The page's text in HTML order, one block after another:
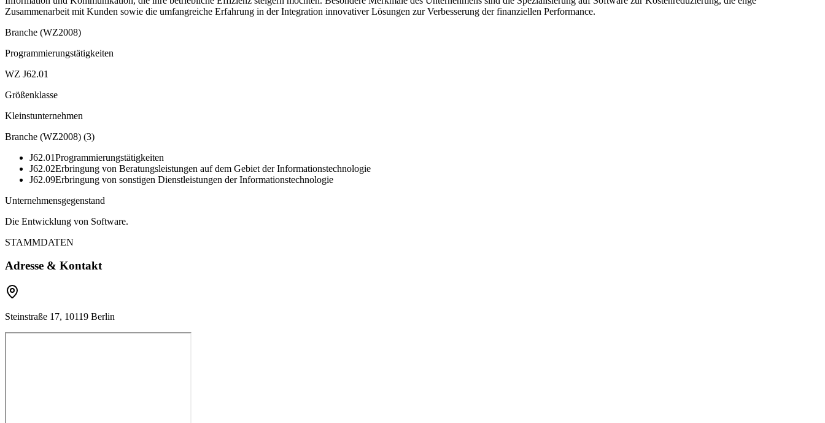
Zusammenarbeit mit Kunden sowie die umfangreiche Erfahrung in der Integration innovativer Lösungen zur Verbesserung der finanziellen Performance.
Branche (WZ2008)
Programmierungstätigkeiten
WZ J62.01
Größenklasse
Kleinstunternehmen
Branche (WZ2008) (3)
J62.01Programmierungstätigkeiten
J62.02Erbringung von Beratungsleistungen auf dem Gebiet der Informationstechnologie
J62.09Erbringung von sonstigen Dienstleistungen der Informationstechnologie
Unternehmensgegenstand
Die Entwicklung von Software.
STAMMDATEN
Adresse & Kontakt
Steinstraße 17, 10119 Berlin